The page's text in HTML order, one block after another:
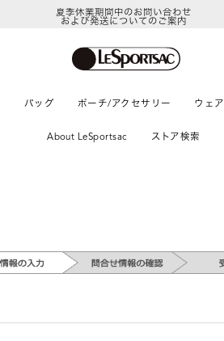
夏季休業期間中のお問い合わせ
および発送についてのご案内
バッグ ポーチ/アクセサリー ウェア
About LeSportsac ストア検索